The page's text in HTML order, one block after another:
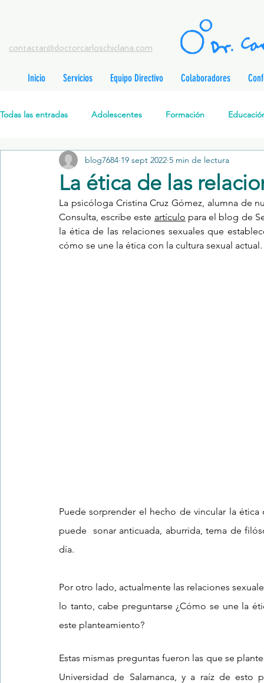
contactar@doctorcarloschiclana.com
Inicio Servicios Equipo Directivo Colaboradores
Todas las entradas Adolescentes Formación
Salud Mental Perinatal Psicoterapia Cognitivo-Analítica
Formación profesionales Jóvenes Desarrollo personal
La ética de las
blog7684 19 sept 2022 5 min de lectura
La psicóloga Cristina Cruz Gómez, alumna de
Consulta, escribe este artículo para el blog de
la ética de las relaciones sexuales que
cómo se une la ética con la cultura sexual actual.
Puede sorprender el hecho de vincular la ética
puede  sonar anticuada, aburrida, tema de
día.
Por otro lado, actualmente las relaciones
lo tanto, cabe preguntarse ¿Cómo se une la
este planteamiento?
Estas mismas preguntas fueron las que se
Universidad de Salamanca, y a raíz de